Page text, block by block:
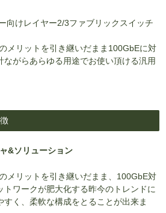
向けレイヤー2/3ファブリックスイッチ
メリットを引き継いだまま100GbEに対
ながらあらゆる用途でお使い頂ける汎用
&ソリューション
メリットを引き継いだまま、100GbE対
トワークが肥大化する昨今のトレンドに
く、柔軟な構成をとることが出来ま